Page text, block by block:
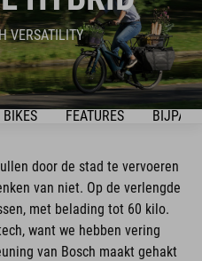
VERSATILITY
BIKES FEATURES
door de stad te vervoeren
van niet. Op de verlengde
met belading tot 60 kilo.
want we hebben vering
van Bosch maakt gehakt